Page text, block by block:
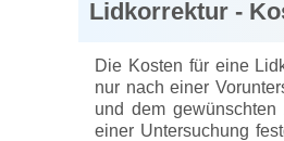
Lidkorrektur -
Die Kosten für eine
nur nach einer
und dem
einer Untersuchung